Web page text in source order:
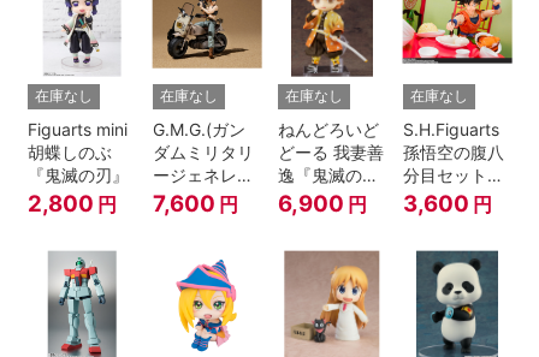
在庫なし
Figuarts mini
胡蝶しのぶ
『鬼滅の刃』
2,800 円
在庫なし
G.M.G.(ガン
ダムミリタリ
ージェネレー
ション） 機動
戦士ガンダム
地球連邦軍V-
SP09 一般兵
士＆連邦兵専
用バイク
7,600 円
在庫なし
ねんどろいど
どーる 我妻善
逸『鬼滅の
刃』
6,900 円
在庫なし
S.H.Figuarts
孫悟空の腹八
分目セット
『ドラゴンボ
ールZ』
3,600 円